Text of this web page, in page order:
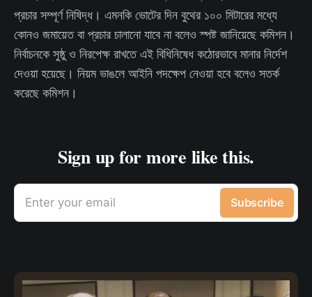
প্রচার সম্পূর্ণ নিষিদ্ধ। এমনকি ভোটের দিন বুথের ১০০ মিটারের মধ্যে
কোনও জমায়েত বা প্রচার চালানো যাবে না বলেও স্পষ্ট জানিয়েছে কমিশন।
নির্বাচনকে সুষ্ঠু ও নিরপেক্ষ রাখতে এই বিধিনিষেধ কঠোরভাবে মানার নির্দেশ
দেওয়া হয়েছে। নিয়ম ভাঙলে আইনি পদক্ষেপ নেওয়া হবে বলেও সতর্ক
করেছে কমিশন।
Sign up for more like this.
Enter your email Subscribe